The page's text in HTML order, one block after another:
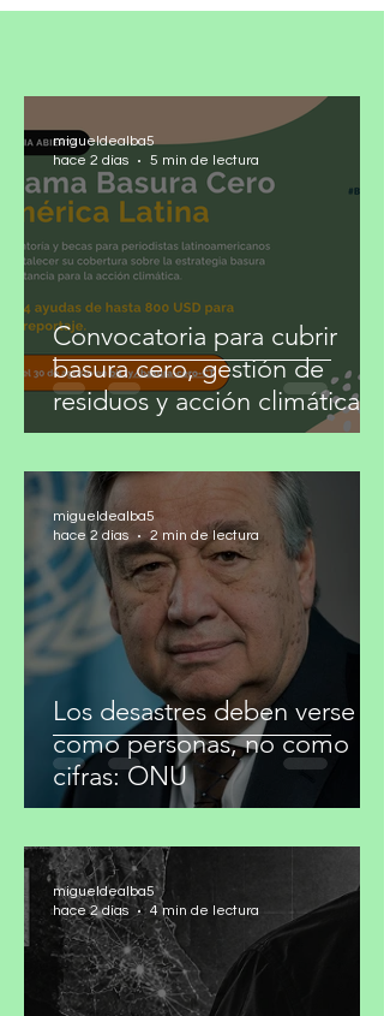
Convocatoria para cubrir
basura cero, gestión de
residuos y acción climática
migueldealba5
hace 2 días
5 min de lectura
Los desastres deben verse
como personas, no como
cifras: ONU
migueldealba5
hace 2 días
2 min de lectura
migueldealba5
hace 2 días
4 min de lectura